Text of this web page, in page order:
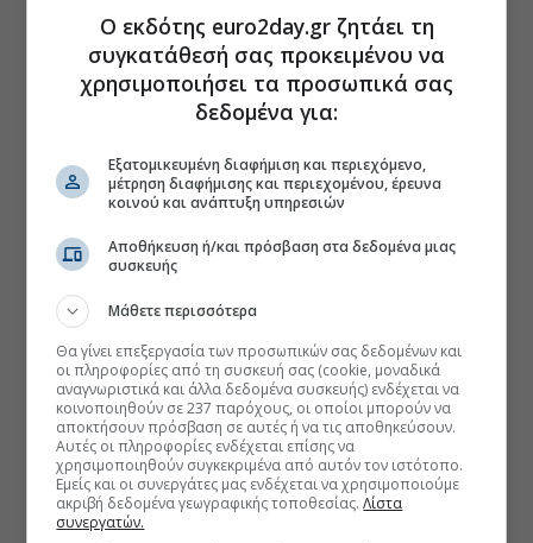
Ο εκδότης euro2day.gr ζητάει τη
συγκατάθεσή σας προκειμένου να
χρησιμοποιήσει τα προσωπικά σας
δεδομένα για:
Εξατομικευμένη διαφήμιση και περιεχόμενο,
μέτρηση διαφήμισης και περιεχομένου, έρευνα
κοινού και ανάπτυξη υπηρεσιών
Αποθήκευση ή/και πρόσβαση στα δεδομένα μιας
συσκευής
Μάθετε περισσότερα
Θα γίνει επεξεργασία των προσωπικών σας δεδομένων και
οι πληροφορίες από τη συσκευή σας (cookie, μοναδικά
αναγνωριστικά και άλλα δεδομένα συσκευής) ενδέχεται να
κοινοποιηθούν σε 237 παρόχους, οι οποίοι μπορούν να
αποκτήσουν πρόσβαση σε αυτές ή να τις αποθηκεύσουν.
Αυτές οι πληροφορίες ενδέχεται επίσης να
χρησιμοποιηθούν συγκεκριμένα από αυτόν τον ιστότοπο.
Εμείς και οι συνεργάτες μας ενδέχεται να χρησιμοποιούμε
ακριβή δεδομένα γεωγραφικής τοποθεσίας.Λίστα
συνεργατών.